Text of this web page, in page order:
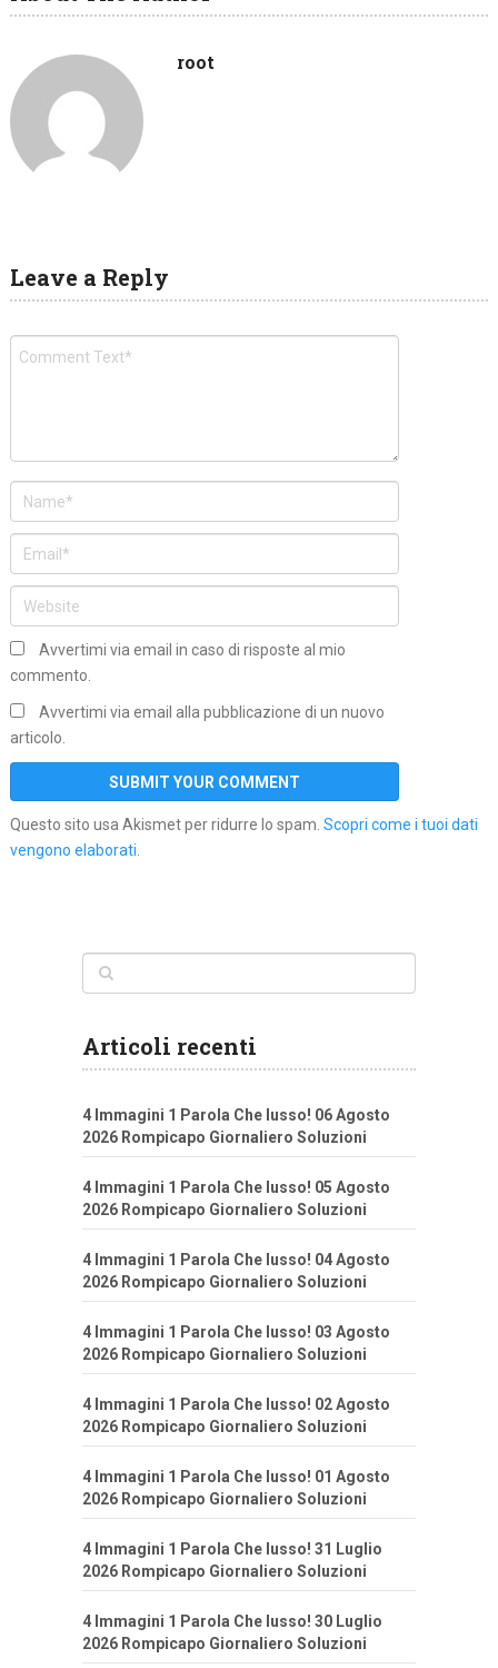
root
Leave a Reply
Avvertimi via email in caso di risposte al mio
commento.
Avvertimi via email alla pubblicazione di un nuovo
articolo.
Questo sito usa Akismet per ridurre lo spam. Scopri come i tuoi dati
vengono elaborati.
Articoli recenti
4 Immagini 1 Parola Che lusso! 06 Agosto
2026 Rompicapo Giornaliero Soluzioni
4 Immagini 1 Parola Che lusso! 05 Agosto
2026 Rompicapo Giornaliero Soluzioni
4 Immagini 1 Parola Che lusso! 04 Agosto
2026 Rompicapo Giornaliero Soluzioni
4 Immagini 1 Parola Che lusso! 03 Agosto
2026 Rompicapo Giornaliero Soluzioni
4 Immagini 1 Parola Che lusso! 02 Agosto
2026 Rompicapo Giornaliero Soluzioni
4 Immagini 1 Parola Che lusso! 01 Agosto
2026 Rompicapo Giornaliero Soluzioni
4 Immagini 1 Parola Che lusso! 31 Luglio
2026 Rompicapo Giornaliero Soluzioni
4 Immagini 1 Parola Che lusso! 30 Luglio
2026 Rompicapo Giornaliero Soluzioni